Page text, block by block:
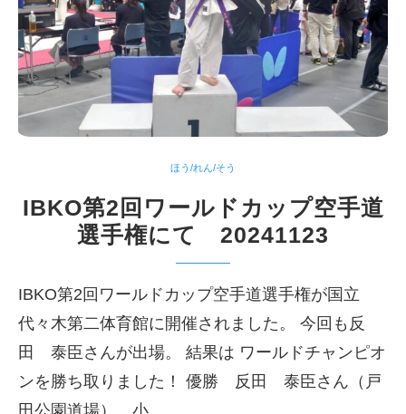
ほう/れん/そう
IBKO第2回ワールドカップ空手道
選手権にて 20241123
IBKO第2回ワールドカップ空手道選手権が国立
代々木第二体育館に開催されました。 今回も反
田 泰臣さんが出場。 結果は ワールドチャンピオ
ンを勝ち取りました！ 優勝 反田 泰臣さん（戸
田公園道場） 小…